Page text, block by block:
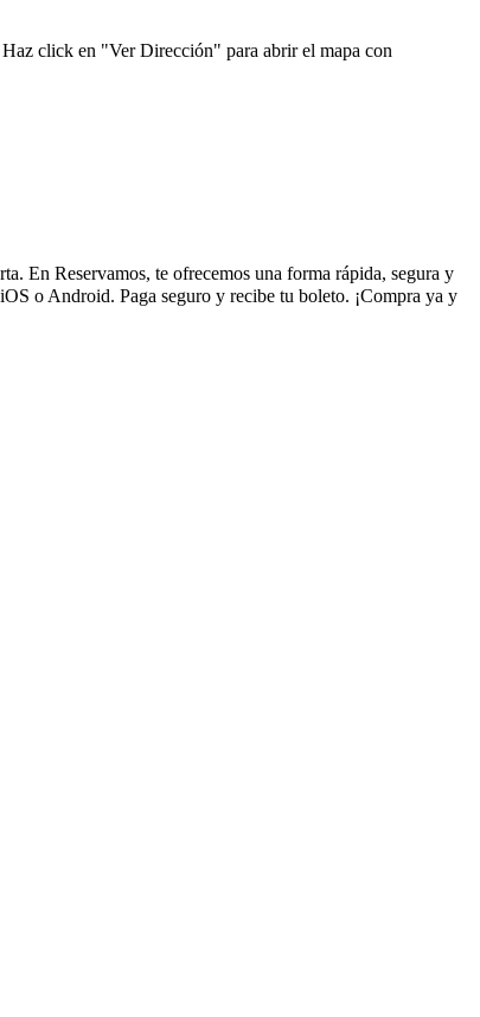
Haz click en "Ver Dirección" para abrir el mapa con
En Reservamos, te ofrecemos una forma rápida, segura y
o Android. Paga seguro y recibe tu boleto. ¡Compra ya y